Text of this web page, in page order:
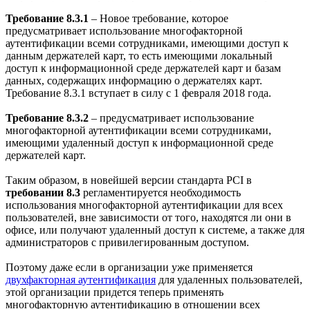
Требование 8.3.1 – Новое требование, которое
предусматривает использование многофакторной
аутентификации всеми сотрудниками, имеющими доступ к
данным держателей карт, то есть имеющими локальный
доступ к информационной среде держателей карт и базам
данных, содержащих информацию о держателях карт.
Требование 8.3.1 вступает в силу с 1 февраля 2018 года.
Требование 8.3.2 – предусматривает использование
многофакторной аутентификации всеми сотрудниками,
имеющими удаленный доступ к информационной среде
держателей карт.
Таким образом, в новейшей версии стандарта PCI в
требовании 8.3 регламентируется необходимость
использования многофакторной аутентификации для всех
пользователей, вне зависимости от того, находятся ли они в
офисе, или получают удаленный доступ к системе, а также для
администраторов с привилегированным доступом.
Поэтому даже если в организации уже применяется
двухфакторная аутентификация для удаленных пользователей,
этой организации придется теперь применять
многофакторную аутентификацию в отношении всех